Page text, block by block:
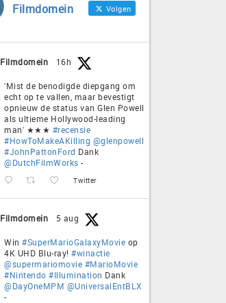
Filmdomein Volgen
Filmdomein 16h
'Mist de benodigde diepgang om
echt op te vallen, maar bevestigt
opnieuw de status van Glen Powell
als ultieme Hollywood-leading
man' ★★★ #recensie
#HowToMakeAKilling @glenpowell
#JohnPattonFord Dank
@DutchFilmWorks -
Twitter
Filmdomein 5 aug
Win #SuperMarioGalaxyMovie op
4K UHD Blu-ray! #winactie
@supermariomovie #MarioMovie
#Nintendo #Illumination Dank
@DayOneMPM @UniversalEntBLX
-